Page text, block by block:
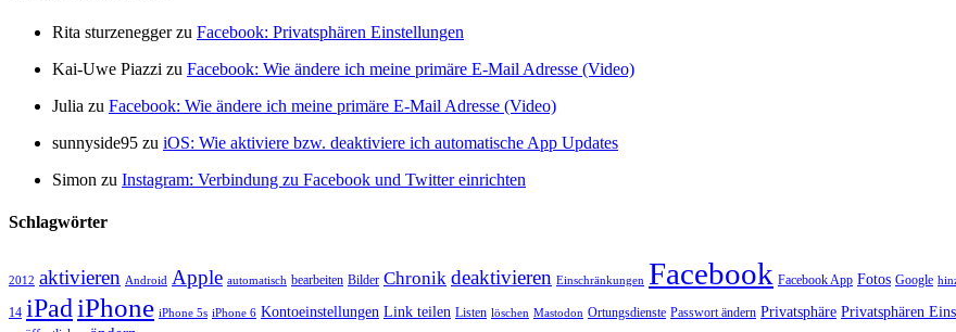
Rita sturzenegger zu Facebook: Privatsphären Einstellungen
Kai-Uwe Piazzi zu Facebook: Wie ändere ich meine primäre E-Mail Adresse (Video)
Julia zu Facebook: Wie ändere ich meine primäre E-Mail Adresse (Video)
sunnyside95 zu iOS: Wie aktiviere bzw. deaktiviere ich automatische App Updates
Simon zu Instagram: Verbindung zu Facebook und Twitter einrichten
Schlagwörter
2012 aktivieren Android Apple automatisch bearbeiten Bilder Chronik deaktivieren Einschränkungen Facebook Facebook App Fotos Google
14 iPad iPhone iPhone 5s iPhone 6 Kontoeinstellungen Link teilen Listen löschen Mastodon Ortungsdienste Passwort ändern Privatsphäre Privatsphären